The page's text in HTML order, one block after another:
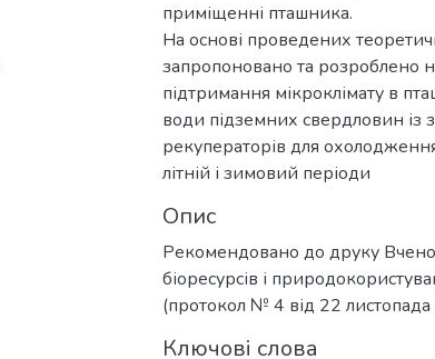
приміщенні пташника.
На основі проведених
запропоновано та розроблено
підтримання мікроклімату в
води підземних свердловин із
рекуператорів для
літній і зимовий періоди
Опис
Рекомендовано до друку
біоресурсів і
(протокол № 4 від 22
Ключові слова